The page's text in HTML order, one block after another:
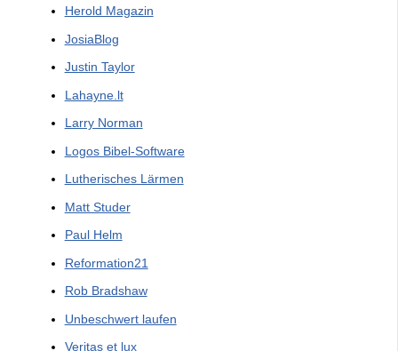
Herold Magazin
JosiaBlog
Justin Taylor
Lahayne.lt
Larry Norman
Logos Bibel-Software
Lutherisches Lärmen
Matt Studer
Paul Helm
Reformation21
Rob Bradshaw
Unbeschwert laufen
Veritas et lux